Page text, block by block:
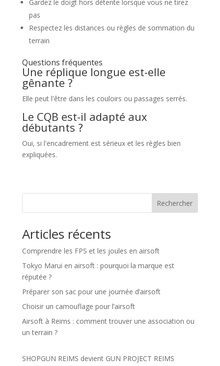
Gardez le doigt hors détente lorsque vous ne tirez
pas
Respectez les distances ou règles de sommation du
terrain
Questions fréquentes
Une réplique longue est-elle
gênante ?
Elle peut l'être dans les couloirs ou passages serrés.
Le CQB est-il adapté aux
débutants ?
Oui, si l'encadrement est sérieux et les règles bien
expliquées.
Rechercher
Articles récents
Comprendre les FPS et les joules en airsoft
Tokyo Marui en airsoft : pourquoi la marque est
réputée ?
Préparer son sac pour une journée d’airsoft
Choisir un camouflage pour l’airsoft
Airsoft à Reims : comment trouver une association ou
un terrain ?
SHOPGUN REIMS devient GUN PROJECT REIMS